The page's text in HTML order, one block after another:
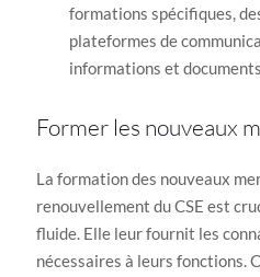
formations spécifiques,
plateformes de
informations et
Former les nouveaux
La formation des nouveaux
renouvellement du CSE est
fluide. Elle leur fournit les
nécessaires à leurs fonctions.